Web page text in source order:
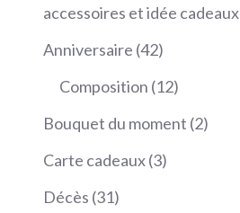
accessoires et idée cadeaux
Anniversaire 4242
produits
Composition 1212
produits
Bouquet du moment 22
Carte cadeaux 33
Décès 3131